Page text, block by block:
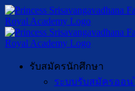
รับสมัครนักศึกษา
ระบบรับสมัครออน